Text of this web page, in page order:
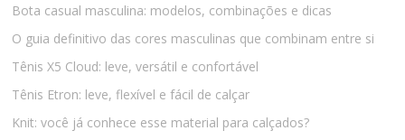
Bota casual masculina: modelos, combinações e dicas
O guia definitivo das cores masculinas que combinam entre si
Tênis X5 Cloud: leve, versátil e confortável
Tênis Etron: leve, flexível e fácil de calçar
Knit: você já conhece esse material para calçados?